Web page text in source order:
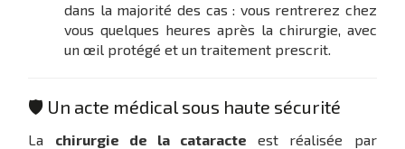
dans la majorité des cas : vous rentrerez chez
vous quelques heures après la chirurgie, avec
un œil protégé et un traitement prescrit.
🛡️ Un acte médical sous haute sécurité
La chirurgie de la cataracte est réalisée par